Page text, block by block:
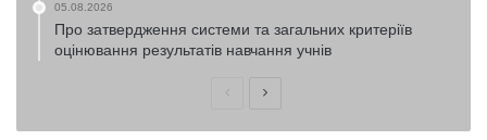
05.08.2026
Про затвердження системи та загальних критеріїв
оцінювання результатів навчання учнів
ПопередняНаступна